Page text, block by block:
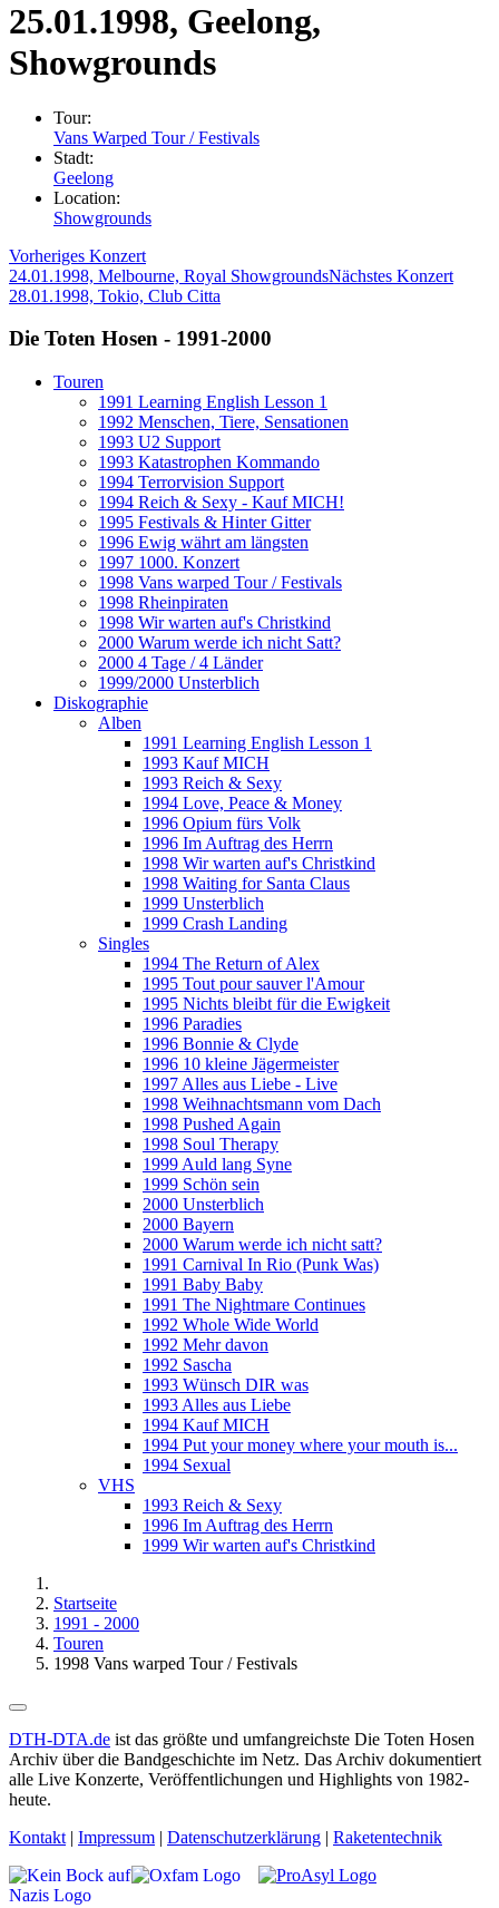
25.01.1998, Geelong,
Showgrounds
Tour:
Vans Warped Tour / Festivals
Stadt:
Geelong
Location:
Showgrounds
Vorheriges Konzert
24.01.1998, Melbourne, Royal ShowgroundsNächstes Konzert
28.01.1998, Tokio, Club Citta
Die Toten Hosen - 1991-2000
Touren
1991 Learning English Lesson 1
1992 Menschen, Tiere, Sensationen
1993 U2 Support
1993 Katastrophen Kommando
1994 Terrorvision Support
1994 Reich & Sexy - Kauf MICH!
1995 Festivals & Hinter Gitter
1996 Ewig währt am längsten
1997 1000. Konzert
1998 Vans warped Tour / Festivals
1998 Rheinpiraten
1998 Wir warten auf's Christkind
2000 Warum werde ich nicht Satt?
2000 4 Tage / 4 Länder
1999/2000 Unsterblich
Diskographie
Alben
1991 Learning English Lesson 1
1993 Kauf MICH
1993 Reich & Sexy
1994 Love, Peace & Money
1996 Opium fürs Volk
1996 Im Auftrag des Herrn
1998 Wir warten auf's Christkind
1998 Waiting for Santa Claus
1999 Unsterblich
1999 Crash Landing
Singles
1994 The Return of Alex
1995 Tout pour sauver l'Amour
1995 Nichts bleibt für die Ewigkeit
1996 Paradies
1996 Bonnie & Clyde
1996 10 kleine Jägermeister
1997 Alles aus Liebe - Live
1998 Weihnachtsmann vom Dach
1998 Pushed Again
1998 Soul Therapy
1999 Auld lang Syne
1999 Schön sein
2000 Unsterblich
2000 Bayern
2000 Warum werde ich nicht satt?
1991 Carnival In Rio (Punk Was)
1991 Baby Baby
1991 The Nightmare Continues
1992 Whole Wide World
1992 Mehr davon
1992 Sascha
1993 Wünsch DIR was
1993 Alles aus Liebe
1994 Kauf MICH
1994 Put your money where your mouth is...
1994 Sexual
VHS
1993 Reich & Sexy
1996 Im Auftrag des Herrn
1999 Wir warten auf's Christkind
Startseite
1991 - 2000
Touren
1998 Vans warped Tour / Festivals
DTH-DTA.de ist das größte und umfangreichste Die Toten Hosen
Archiv über die Bandgeschichte im Netz. Das Archiv dokumentiert
alle Live Konzerte, Veröffentlichungen und Highlights von 1982-
heute.
Kontakt | Impressum | Datenschutzerklärung | Raketentechnik